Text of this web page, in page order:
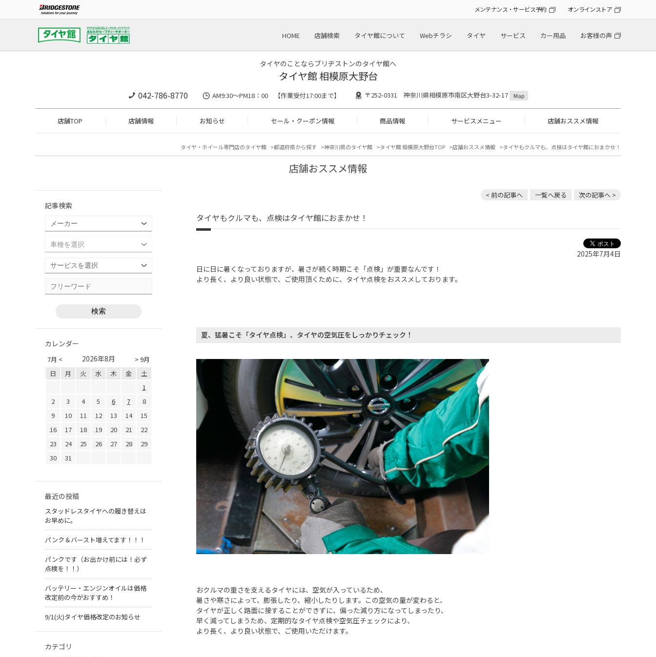
メンテナンス・サービス予約 オンラインストア
HOME 店舗検索 タイヤ館について Webチラシ タイヤ サービス カー用品 お客様の声
タイヤのことならブリヂストンのタイヤ館へ
タイヤ館 相模原大野台
042-786-8770 AM9:30～PM18：00 【作業受付17:00まで】 〒252-0331 神奈川県相模原市南区大野台3-32-17 Map
店舗TOP 店舗情報 お知らせ セール・クーポン情報 商品情報 サービスメニュー 店舗おススメ情報
タイヤ・ホイール専門店のタイヤ館 都道府県から探す 神奈川県のタイヤ館 タイヤ館 相模原大野台TOP 店舗おススメ情報 タイヤもクルマも、点検はタイヤ館におまかせ！
店舗おススメ情報
< 前の記事へ 一覧へ戻る 次の記事へ >
タイヤもクルマも、点検はタイヤ館におまかせ！
2025年7月4日
日に日に暑くなっておりますが、暑さが続く時期こそ「点検」が重要なんです！
より長く、より良い状態で、ご使用頂くために、タイヤ点検をおススメしております。
夏、猛暑こそ「タイヤ点検」、タイヤの空気圧をしっかりチェック！
おクルマの重さを支えるタイヤには、空気が入っているため、
暑さや寒さによって、膨張したり、縮小したりします。この空気の量が変わると、
タイヤが正しく路面に接することができずに、偏った減り方になってしまったり、
早く減ってしまうため、定期的なタイヤ点検や空気圧チェックにより、
より長く、より良い状態で、ご使用いただけます。
記事検索
カレンダー
7月 < > 9月
2026年8月
日 月 火 水 木 金
土
1
2
3 4 5 6 7
8
9
10 11 12 13 14
15
16
17 18 19 20 21
22
23
24 25 26 27 28
29
30
31
最近の投稿
スタッドレスタイヤへの履き替えは
お早めに。
パンク＆バースト増えてます！！！
パンクです（お出かけ前には！必ず
点検を！！）
バッテリー・エンジンオイルは価格
改定前の今がおすすめ！
9/1(火)タイヤ価格改定のお知らせ
カテゴリ